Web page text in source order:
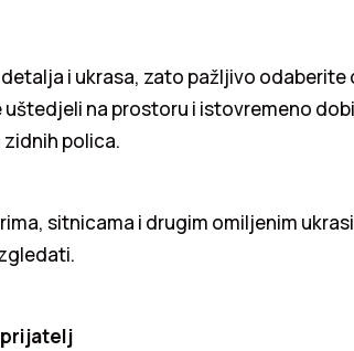
i ukrasa, zato pažljivo odaberite
na prostoru i istovremeno
polica.
sitnicama i drugim omiljenim
prijatelj